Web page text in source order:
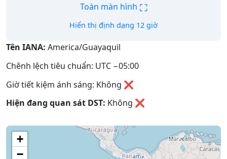
Toàn màn hình ⛶
Hiển thị định dạng 12 giờ
Tên IANA: America/Guayaquil
Chênh lệch tiêu chuẩn: UTC −05:00
Giờ tiết kiệm ánh sáng: Không ❌
Hiện đang quan sát DST: Không ❌
+
−